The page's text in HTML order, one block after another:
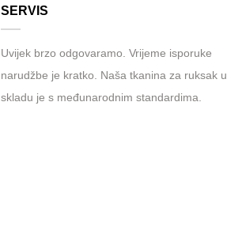
SERVIS
Uvijek brzo odgovaramo. Vrijeme isporuke
narudžbe je kratko. Naša tkanina za ruksak u
skladu je s međunarodnim standardima.